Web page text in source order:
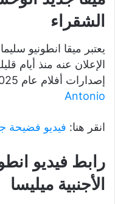
الشقراء
يعتبر ميقا انطونيو
الإعلان عنه منذ أيام
إصدارات أفلام عام 2025 م، ولمشاهدته انقر هنا:
Antonio
انقر هنا: فيديو فضيحة
رابط فيديو
الأجنبية ميليسا